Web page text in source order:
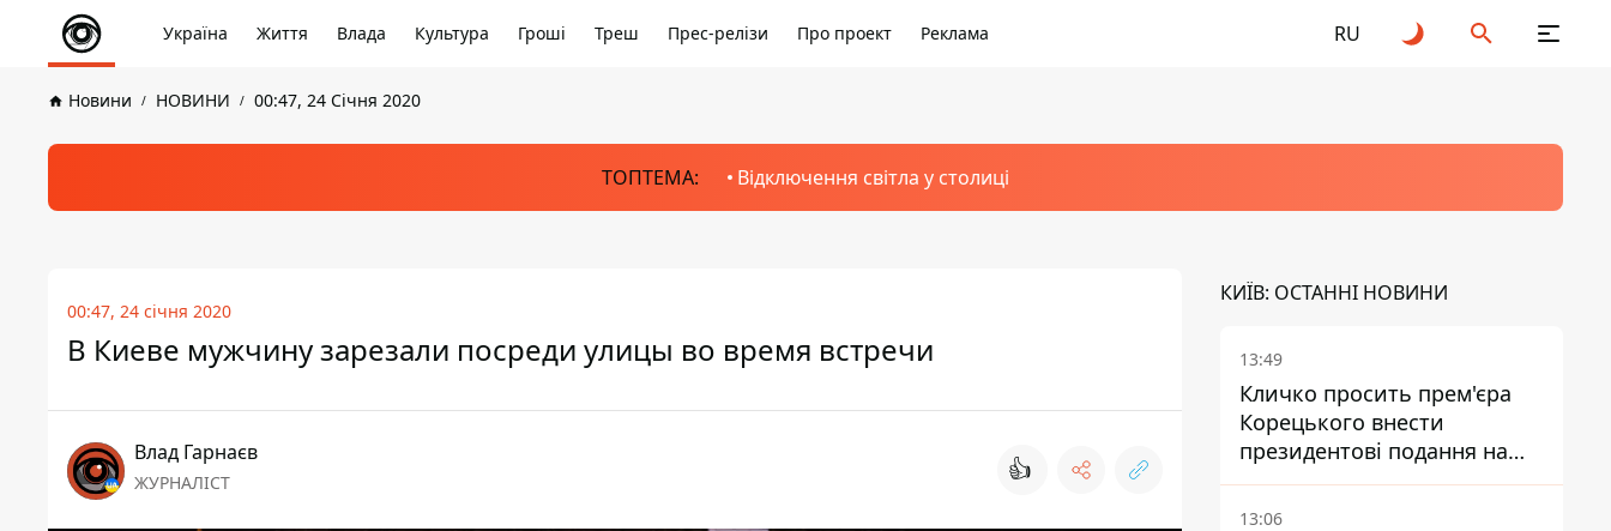
Україна Життя Влада Культура Гроші Треш Прес-релізи Про проект Реклама RU
Новини НОВИНИ 00:47, 24 Січня 2020
ТОПТЕМА: Відключення світла у столиці
00:47, 24 січня 2020
В Киеве мужчину зарезали посреди улицы во время встречи
Влад Гарнаєв
ЖУРНАЛІСТ 👍
КИЇВ: ОСТАННІ НОВИНИ
13:49
Кличко просить прем'єра
Корецького внести
президентові подання на
звільнення володаря
Троєщини Бахматова
13:06